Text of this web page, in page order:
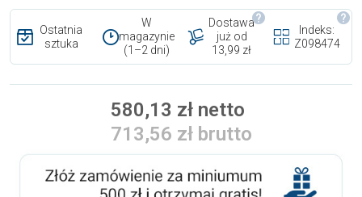
Ostatnia
sztuka
W
magazynie
(1–2 dni)
Dostawa
już od
13,99 zł
Indeks:
Z098474
580,13 zł netto
713,56 zł brutto